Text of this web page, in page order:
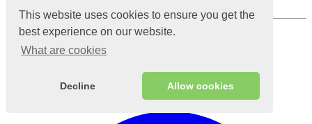
This website uses cookies to ensure you get the
best experience on our website.
What are cookies
Decline Allow cookies
Kirjaudu sisään
Pilvipohjainen kirjanpitojärjestelmä